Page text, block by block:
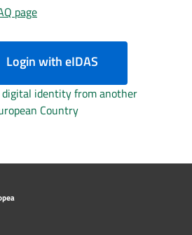
page
Login with eIDAS
identity from another
Country